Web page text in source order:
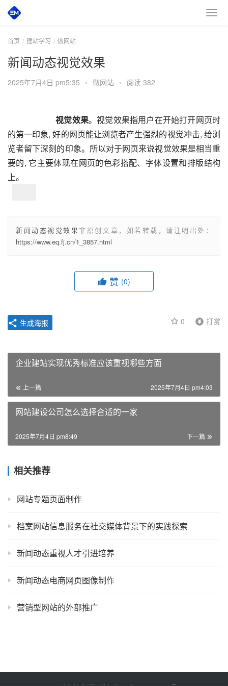
首页 建站学习 做网站
新闻动态视觉效果
2025年7月4日 pm5:35 • 做网站 • 阅读 382
视觉效果。视觉效果指用户在开始打开网页时
的第一印象, 好的网页能让浏览者产生强烈的视觉冲击, 给浏
览者留下深刻的印象。所以对于网页来说视觉效果是相当重
要的, 它主要体现在网页的色彩搭配、字体设置和排版结构
上。
新闻动态视觉效果非原创文章，如若转载，请注明出处：
https://www.eq.fj.cn/1_3857.html
赞 (0)
0 打赏
生成海报
企业建站实现优秀标准应该重视哪些方面
上一篇 2025年7月4日 pm4:03
网站建设公司怎么选择合适的一家
下一篇
2025年7月4日 pm8:49
相关推荐
网站专题页面制作
档案网站信息服务在社交媒体背景下的实践探索
新闻动态重视人才引进培养
新闻动态电商网页图像制作
营销型网站的外部推广